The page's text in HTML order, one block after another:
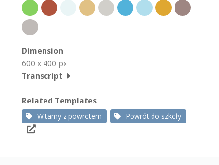
Dimension
600 x 400 px
Transcript
Related Templates
Witamy z powrotem Powrót do szkoły